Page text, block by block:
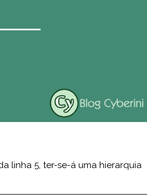
linha 5, ter-se-á uma hierarquia